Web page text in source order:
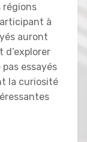
régions
à
auront
d’explorer
essayés
la curiosité